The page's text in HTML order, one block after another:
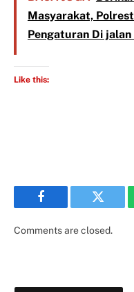
Masyarakat,
Pengaturan Di jalan
Like this:
Facebook Twitter
Comments are closed.